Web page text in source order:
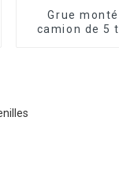
Grue
camion de 5